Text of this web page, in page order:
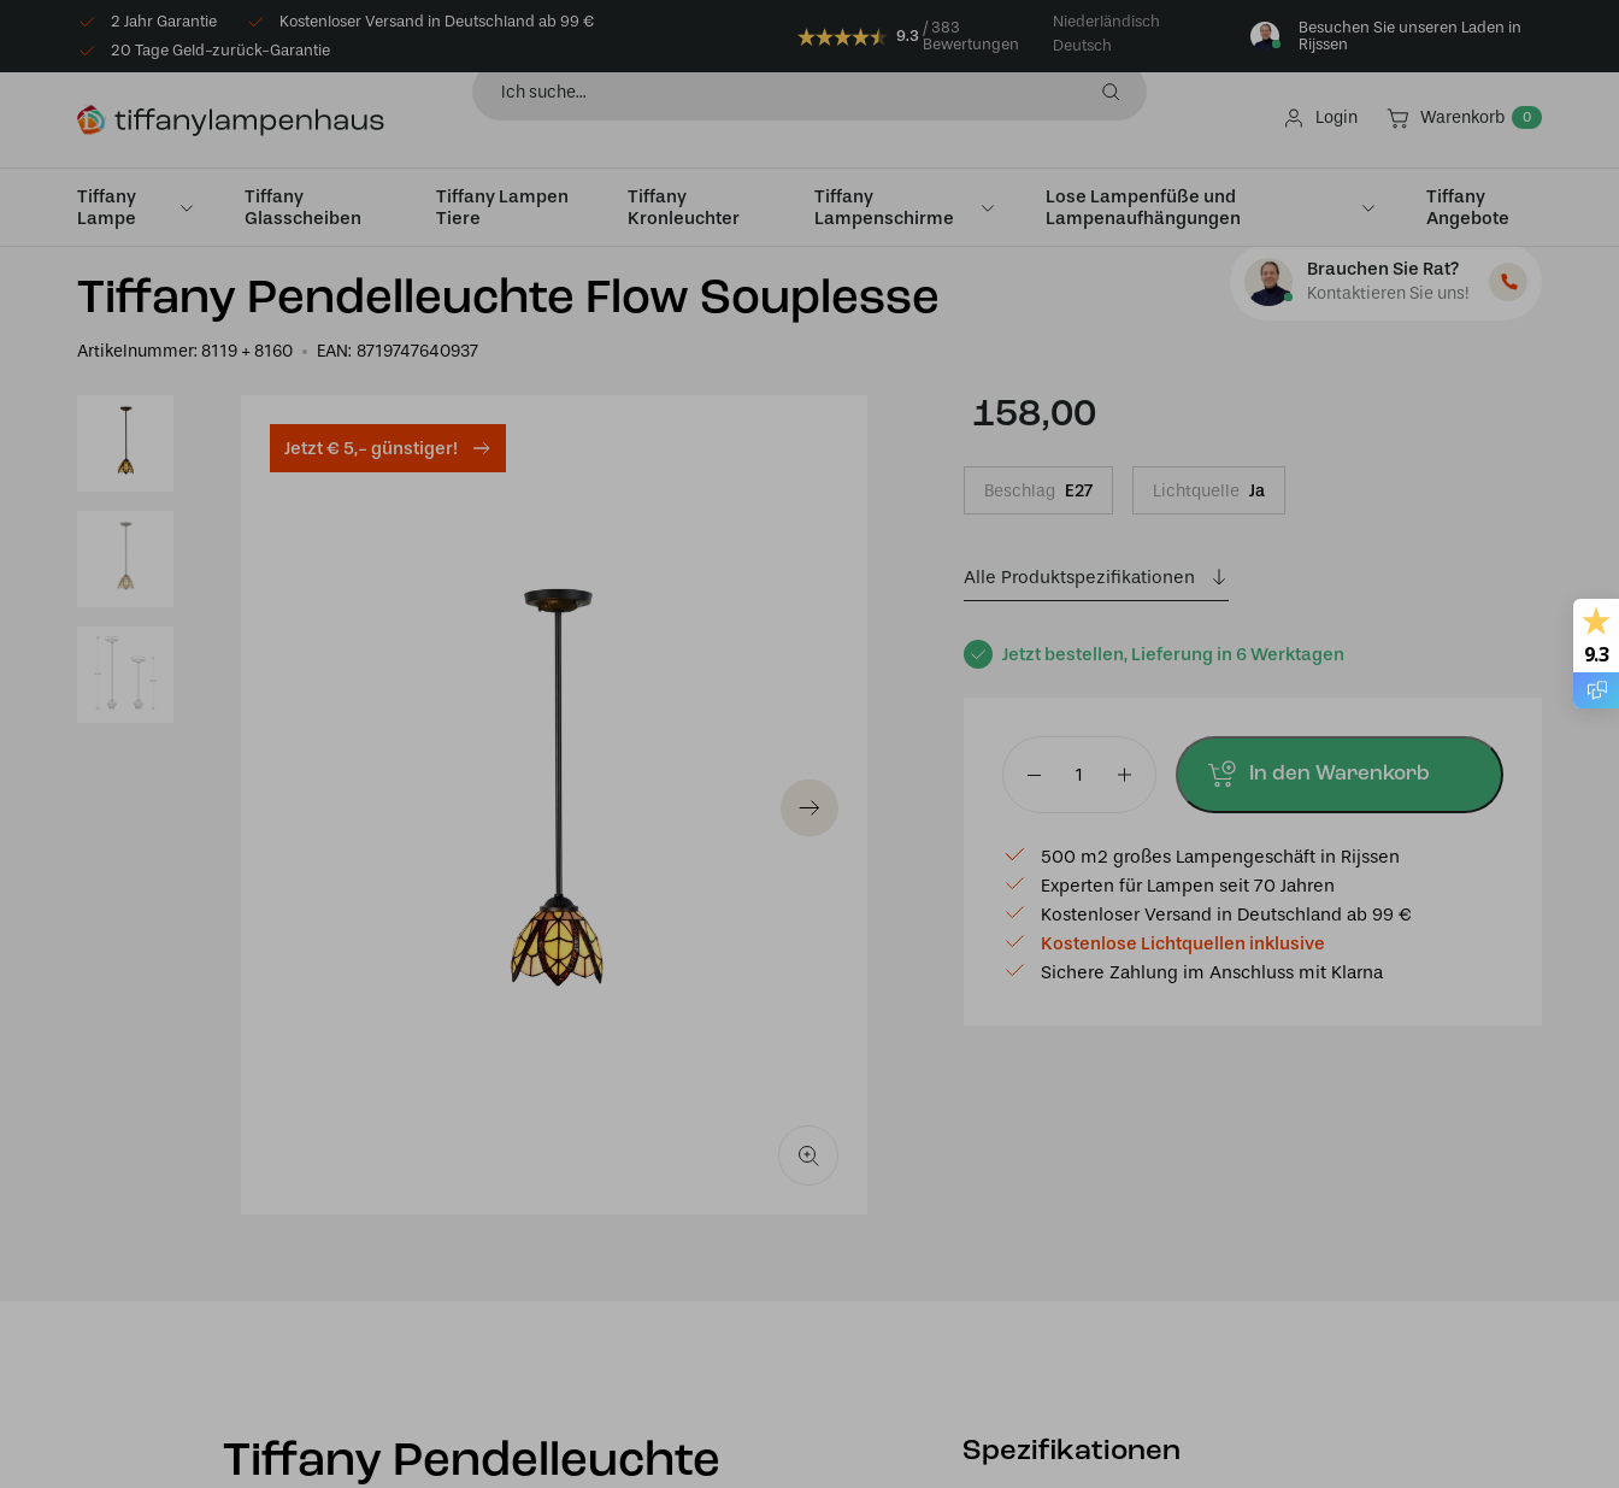
2 Jahr Garantie
Kostenloser Versand in Deutschland ab 99 €
20 Tage Geld-zurück-Garantie
9.3
383
Bewertungen
Niederländisch
Deutsch
Besuchen Sie unseren Laden in
Rijssen
Login Warenkorb 0
Tiffany
Lampe
Tiffany
Glasscheiben
Tiffany Lampen
Tiere
Tiffany
Kronleuchter
Tiffany
Lampenschirme
Lose Lampenfüße und
Lampenaufhängungen
Tiffany
Angebote
Startseite Tiffany Hängelampe Klein bis Ø25cm Tiffany Pendelleuchte Flow Souplesse
Tiffany Pendelleuchte Flow Souplesse
Artikelnummer: 8119 + 8160 EAN: 8719747640937
Brauchen Sie Rat?
Kontaktieren Sie uns!
Jetzt € 5,- günstiger!
Jetzt bestellen, Lieferung in 6 Werktagen
158,00
Beschlag E27 Lichtquelle Ja
Alle Produktspezifikationen
Flow
Souplesse
Menge
In den Warenkorb
500 m2 großes Lampengeschäft in Rijssen
Experten für Lampen seit 70 Jahren
Kostenloser Versand in Deutschland ab 99 €
Kostenlose Lichtquellen inklusive
Sichere Zahlung im Anschluss mit Klarna
Tiffany Pendelleuchte
Spezifikationen
9.3